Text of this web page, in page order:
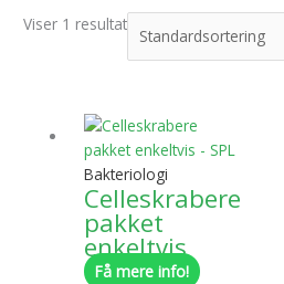
Viser 1 resultat
Bakteriologi
Celleskrabere
pakket
enkeltvis
Få mere info!
har
varianter.
vælges